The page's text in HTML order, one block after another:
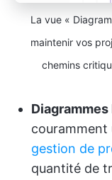
La vue «
maintenir vos
chemins
couramment
gestion de
quantité de